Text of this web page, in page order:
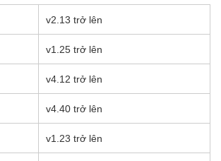
v2.13 trở lên
v1.25 trở lên
v4.12 trở lên
v4.40 trở lên
v1.23 trở lên